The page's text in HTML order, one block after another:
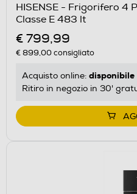
HISENSE - Frigorifero 4
Classe E 483 lt
€ 799,99
€ 899,00consigliato
Acquisto online: disponibile
Ritiro in negozio in 30'